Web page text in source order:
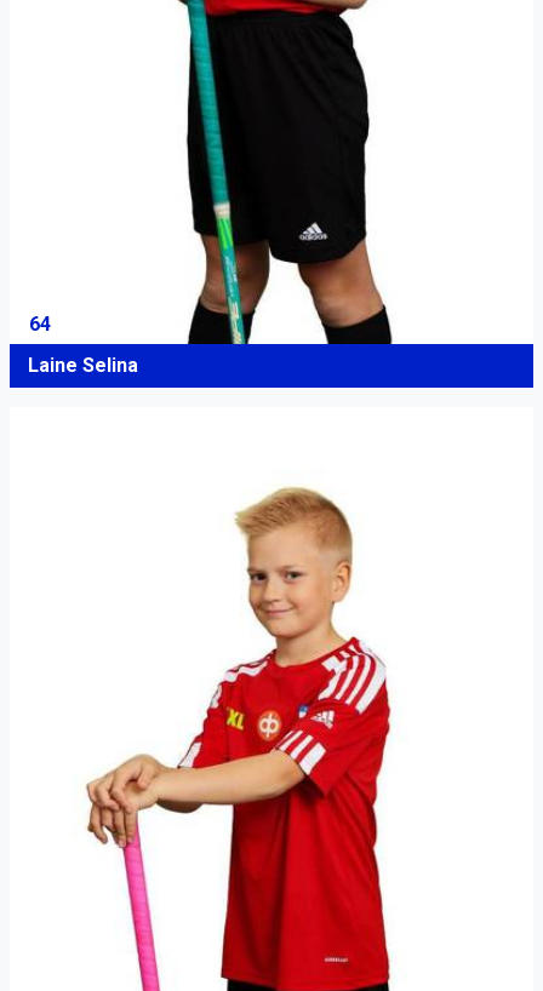
64
Laine Selina